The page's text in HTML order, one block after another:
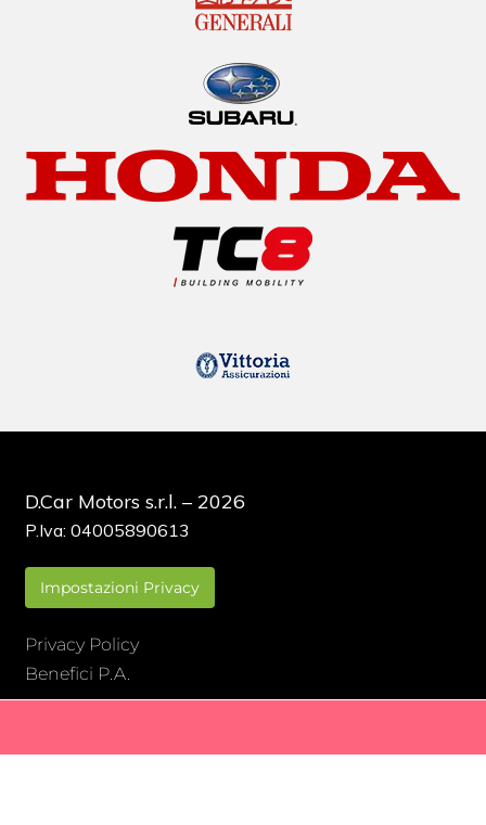
D.Car Motors s.r.l. – 2026
P.Iva: 04005890613
Impostazioni Privacy
Privacy Policy
Benefici P.A.